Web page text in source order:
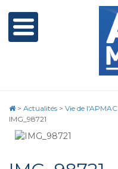
> Actualités > Vie de l'APMAC
IMG_98721